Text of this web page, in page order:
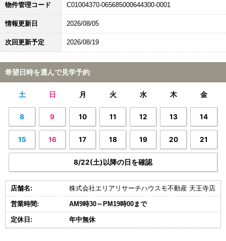
物件管理コード C01004370-065685000644300-0001
情報更新日 2026/08/05
次回更新予定 2026/08/19
希望日時を選んで見学予約
土 日 月 火 水 木 金
8 9 10 11 12 13 14
15 16 17 18 19 20 21
8/22(土)以降の日を確認
店舗名: 株式会社エリアリサーチハウスモ不動産 天王寺店
営業時間: AM9時30～PM19時00まで
定休日: 年中無休